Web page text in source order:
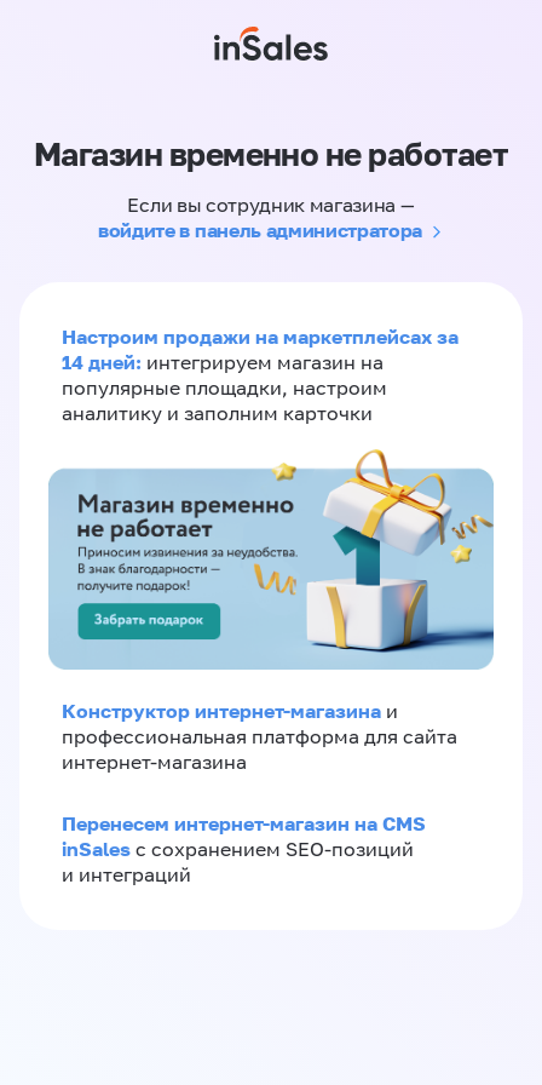
Магазин временно не работает
Если вы сотрудник магазина —
войдите в панель администратора
Настроим продажи на маркетплейсах за
14 дней: интегрируем магазин на
популярные площадки, настроим
аналитику и заполним карточки
Конструктор интернет-магазина и
профессиональная платформа для сайта
интернет-магазина
Перенесем интернет-магазин на CMS
inSales с сохранением SEO-позиций
и интеграций